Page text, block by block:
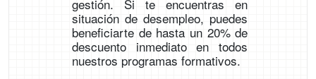
gestión. Si te encuentras en
situación de desempleo, puedes
beneficiarte de hasta un 20% de
descuento inmediato en todos
nuestros programas formativos.